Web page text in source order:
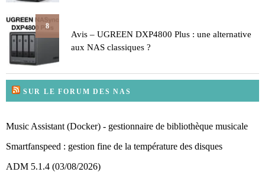
8
Avis – UGREEN DXP4800 Plus : une alternative
aux NAS classiques ?
SUR LE FORUM DES NAS
Music Assistant (Docker) - gestionnaire de bibliothèque musicale
Smartfanspeed : gestion fine de la température des disques
ADM 5.1.4 (03/08/2026)